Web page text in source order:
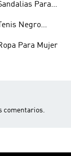
Para
Tenis Negro
Para Mujer
comentarios.